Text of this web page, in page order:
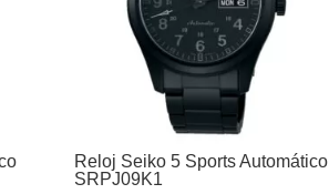
Reloj Seiko 5 Sports Automático
SRPJ09K1